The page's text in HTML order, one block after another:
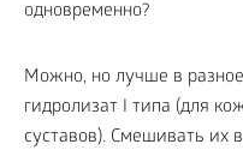
одновременно?
Можно, но лучше в
гидролизат I типа (для
суставов). Смешивать их